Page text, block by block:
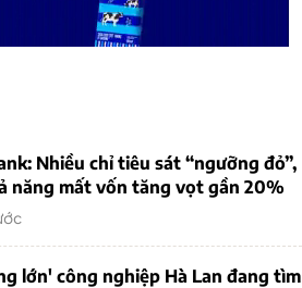
Nhiều chỉ tiêu sát “ngưỡng đỏ”,
năng mất vốn tăng vọt gần 20%
lớn' công nghiệp Hà Lan đang tìm